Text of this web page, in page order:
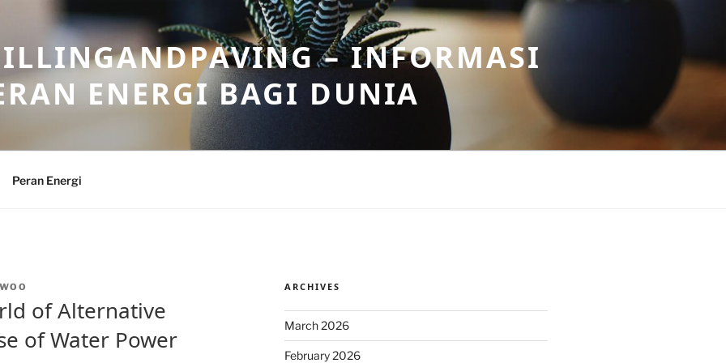
– INFORMASI
ENERGI BAGI DUNIA
Peran Energi
of Alternative
of Water Power
ARCHIVES
March 2026
February 2026